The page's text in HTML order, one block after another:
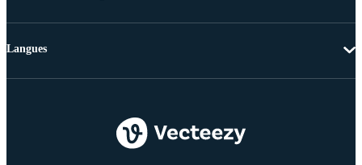
Langues